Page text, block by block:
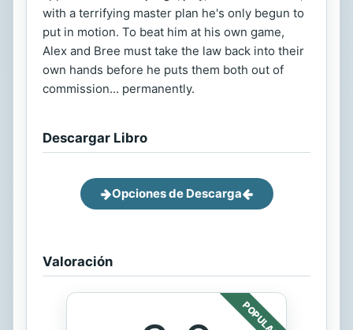
with a terrifying master plan he's only begun to
put in motion. To beat him at his own game,
Alex and Bree must take the law back into their
own hands before he puts them both out of
commission... permanently.
Descargar Libro
Opciones de Descarga
Valoración
POPULAR